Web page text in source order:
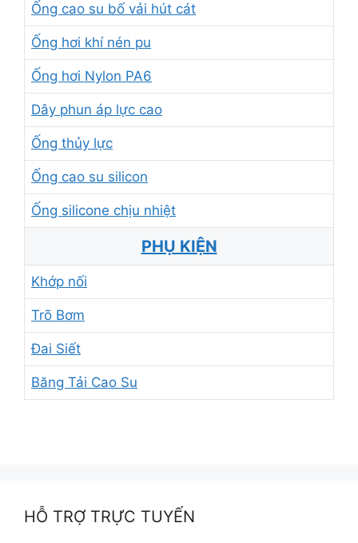
Ống cao su bố vải hút cát
Ống hơi khí nén pu
Ống hơi Nylon PA6
Dây phun áp lực cao
Ống thủy lực
Ống cao su silicon
Ống silicone chịu nhiệt
PHỤ KIỆN
Khớp nối
Trõ Bơm
Đai Siết
Băng Tải Cao Su
HỖ TRỢ TRỰC TUYẾN